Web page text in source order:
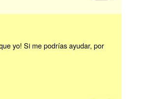
yo! Si me podrías ayudar, por